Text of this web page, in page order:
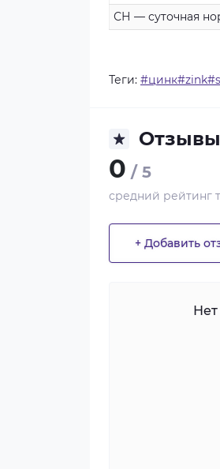
СН — суточная
Теги:
Отзывы
0 / 5
средний рейтинг
+ Добавить
Нет